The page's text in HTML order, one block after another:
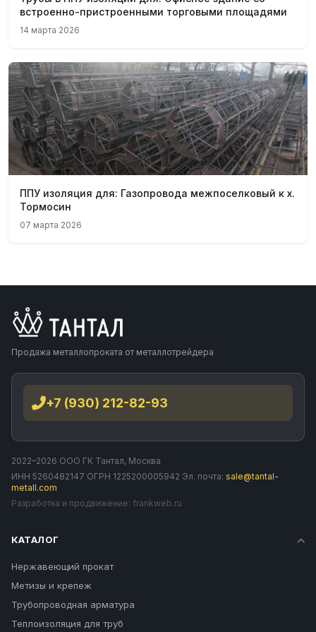
встроенно-пристроенными торговыми площадями
14 марта 2026
ППУ изоляция для: Газопровода межпоселковый к х.
Тормосин
07 марта 2026
Продажа металлопроката от металлотрейдера
+7 (930) 212-82-93
2022–2026 ООО ГК Тантал, Москва
ИНН 5260482147 ОГРН 1225200005942 Эл. почта: sale@tantal-
metall.com
Разработка и продвижение: frankweb.ru
КАТАЛОГ
Нержавеющий прокат
Метизы и крепеж
Трубопроводная арматура
Теплоизоляция для труб